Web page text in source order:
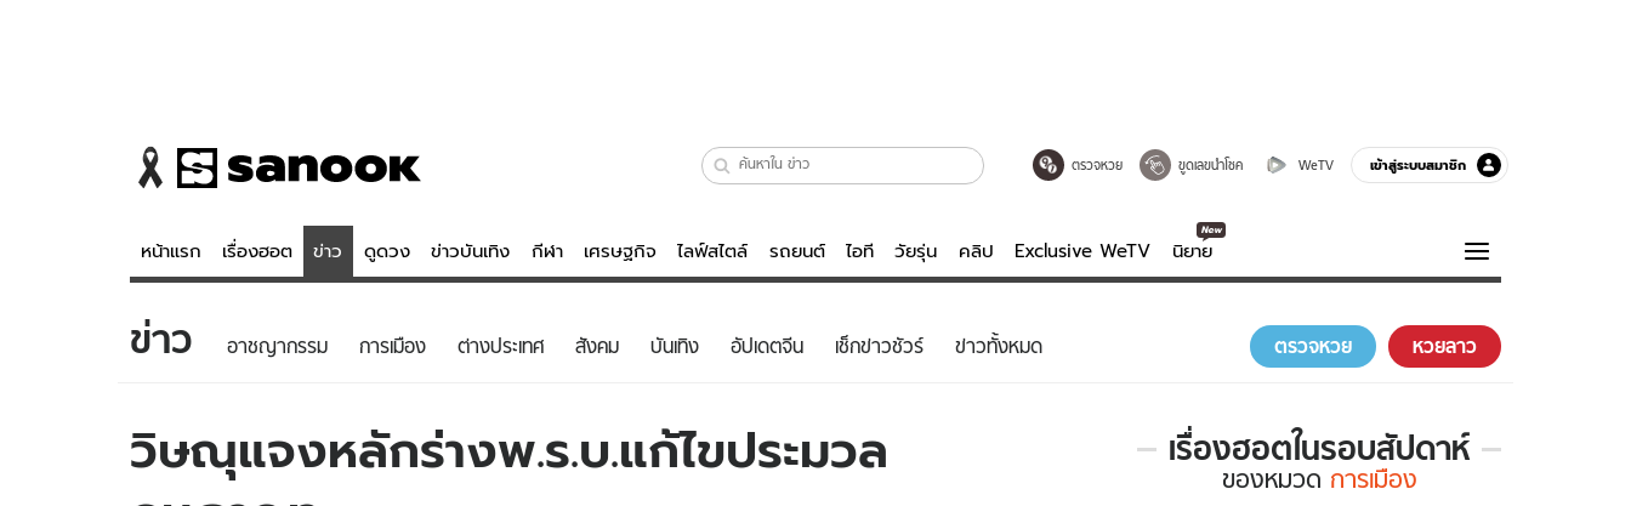
ตรวจหวย ขูดเลขนำโชค WeTV เข้าสู่ระบบสมาชิก
หน้าแรก เรื่องฮอต ข่าว ดูดวง ข่าวบันเทิง กีฬา เศรษฐกิจ ไลฟ์สไตล์ รถยนต์ ไอที วัยรุ่น คลิป Exclusive WeTV นิยาย
ข่าว
ข่าวบันเทิง
ข่าวกีฬา
ดูดวง - ตรวจหวย
สถิติหวยไทย
ไลฟ์สไตล์
วัยรุ่น
บันเทิงครบรส ความรู้รอบตัว
ฮาวทู
ข่าว อาชญากรรม การเมือง ต่างประเทศ สังคม บันเทิง อัปเดตจีน เช็กข่าวชัวร์ ข่าวทั้งหมด ตรวจหวย หวยลาว
วิษณุแจงหลักร่างพ.ร.บ.แก้ไขประมวล
เรื่องฮอตในรอบสัปดาห์
เรื่อง
ของหมวด การเมือง